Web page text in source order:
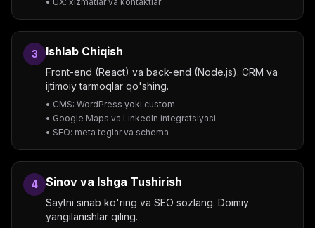
3 Ishlab Chiqish
Front-end (React) va back-end (Node.js). CRM va
ijtimoiy tarmoqlar qo'shing.
• CMS: WordPress yoki custom
• Google Maps va LinkedIn integratsiyasi
• SEO: meta teglar va schema
4 Sinov va Ishga Tushirish
Saytni sinab ko'ring va SEO sozlang. Doimiy
yangilanishlar qiling.